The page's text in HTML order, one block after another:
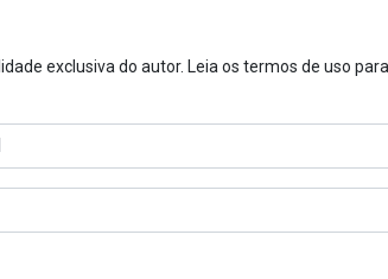
exclusiva do autor. Leia os termos de uso